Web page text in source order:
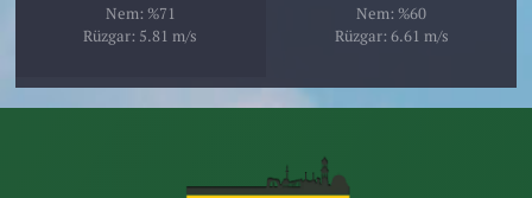
Nem: %71
Rüzgar: 5.81 m/s
Nem: %60
Rüzgar: 6.61 m/s